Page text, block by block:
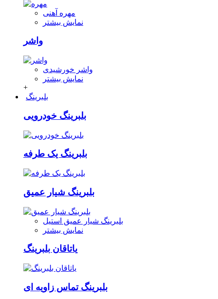
مهره آهنی
نمایش بیشتر
واشر
واشر خورشیدی
نمایش بیشتر
+
بلبرینگ
بلبرینگ خودرویی
بلبرینگ یک طرفه
بلبرینگ شیار عمیق
بلبرینگ شیار عمیق استیل
نمایش بیشتر
یاتاقان بلبرینگ
بلبرینگ تماس زاویه ای